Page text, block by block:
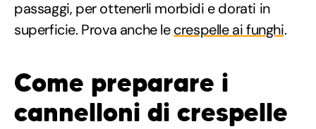
passaggi, per ottenerli morbidi e dorati in
superficie. Prova anche lecrespelle ai funghi.
Come preparare i
cannelloni di crespelle